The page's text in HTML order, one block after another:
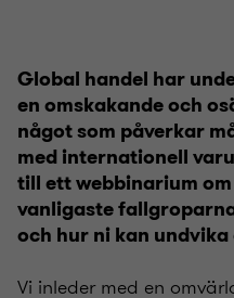
Global handel har
en omskakande och
något som påverkar
med internationell
till ett webbinarium
vanligaste
och hur ni kan undvika
Vi inleder med en